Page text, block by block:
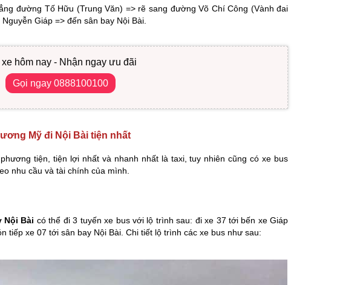
đường Tố Hữu (Trung Văn) => rẽ sang đường Võ Chí Công (Vành đai
Giáp => đến sân bay Nội Bài.
hôm nay - Nhận ngay ưu đãi
Gọi ngay 0888100100
Mỹ đi Nội Bài tiện nhất
tiện, tiện lợi nhất và nhanh nhất là taxi, tuy nhiên cũng có xe bus
nhu cầu và tài chính của mình.
Nội Bài có thể đi 3 tuyến xe bus với lộ trình sau: đi xe 37 tới bến xe Giáp
tiếp xe 07 tới sân bay Nội Bài. Chi tiết lộ trình các xe bus như sau: